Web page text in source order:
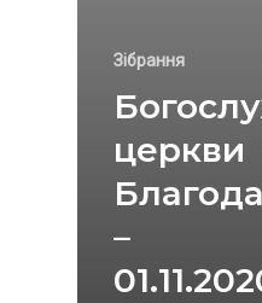
Зібрання
церкви
–